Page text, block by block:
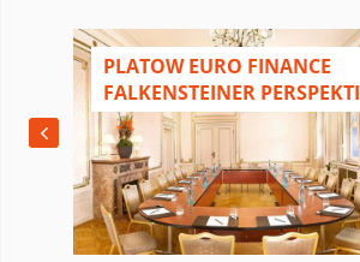
PLATOW EURO FINANCE
FALKENSTEINER